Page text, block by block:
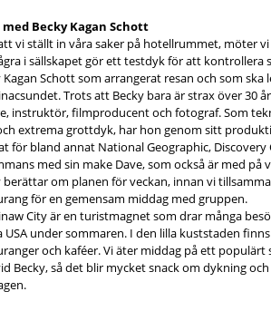
Becky Kagan Schott
vi ställt in våra saker på hotellrummet, möter
i sällskapet gör ett testdyk för att kontrollera
Kagan Schott som arrangerat resan och som
Trots att Becky bara är strax över 30
instruktör, filmproducent och fotograf. Som
extrema grottdyk, har hon genom sitt
för bland annat National Geographic, Discovery
med sin make Dave, som också är med på
berättar om planen för veckan, innan vi
för en gemensam middag med gruppen.
City är en turistmagnet som drar många
USA under sommaren. I den lilla kuststaden
och kaféer. Vi äter middag på ett populärt
Becky, så det blir mycket snack om dykning